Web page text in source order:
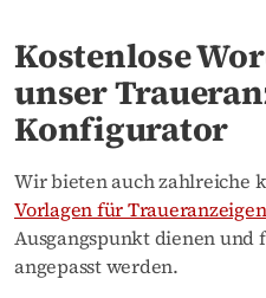
Kostenlose
unser
Konfigurator
Wir bieten auch zahlreiche
Vorlagen für Traueranzeigen
Ausgangspunkt dienen und
angepasst werden.